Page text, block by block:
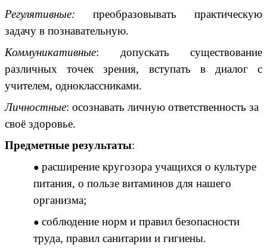
Регулятивные: преобразовывать практическую
задачу в познавательную.
Коммуникативные: допускать существование
различных точек зрения, вступать в диалог с
учителем, одноклассниками.
Личностные: осознавать личную ответственность за
своё здоровье.
Предметные результаты:
расширение кругозора учащихся о культуре
питания, о пользе витаминов для нашего
организма;
соблюдение норм и правил безопасности
труда, правил санитарии и гигиены.